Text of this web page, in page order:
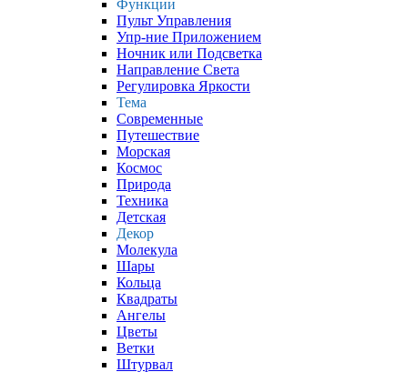
Функции
Пульт Управления
Упр-ние Приложением
Ночник или Подсветка
Направление Света
Регулировка Яркости
Тема
Современные
Путешествие
Морская
Космос
Природа
Техника
Детская
Декор
Молекула
Шары
Кольца
Квадраты
Ангелы
Цветы
Ветки
Штурвал